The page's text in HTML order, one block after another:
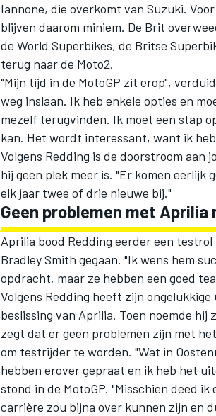
WEC
Iannone, die overkomt van Suzuki.
blijven daarom miniem. De Brit
de World Superbikes, de Britse
terug naar de Moto2.
"Mijn tijd in de MotoGP zit erop",
weg inslaan. Ik heb enkele opties en
mezelf terugvinden. Ik moet een stap
kan. Het wordt interessant, want ik
Volgens Redding is de doorstroom
hij geen plek meer is. "Er komen eerlijk
elk jaar twee of drie nieuwe bij."
Geen problemen met
Aprilia bood Redding eerder een
Bradley Smith gegaan. "Ik wens hem
opdracht, maar ze hebben een goed
Volgens Redding heeft zijn
beslissing van Aprilia. Toen noemde
zegt dat er geen problemen zijn met
om testrijder te worden. "Wat in
hebben erover gepraat en ik heb het
stond in de MotoGP. "Misschien deed
carrière zou bijna over kunnen zijn en